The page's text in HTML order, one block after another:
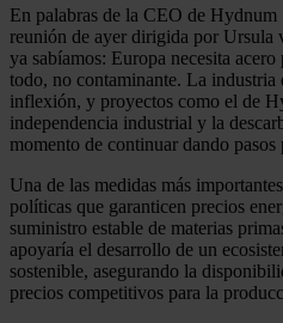
En palabras de la CEO de Hydnum
reunión de ayer dirigida por
ya sabíamos: Europa necesita
todo, no contaminante. La industria
inflexión, y proyectos como el de
independencia industrial y la
momento de continuar dando pasos
Una de las medidas más
políticas que garanticen precios
suministro estable de materias
apoyaría el desarrollo de un
sostenible, asegurando la
precios competitivos para la